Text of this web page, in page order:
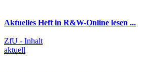
Aktuelles Heft in R&W-Online lesen ...
ZfU - Inhalt
aktuell